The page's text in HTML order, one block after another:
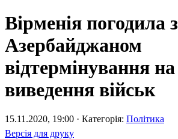
Вірменія погодила з
Азербайджаном
відтермінування на
виведення військ
15.11.2020, 19:00 · Категорія: Політика
Версія для друку